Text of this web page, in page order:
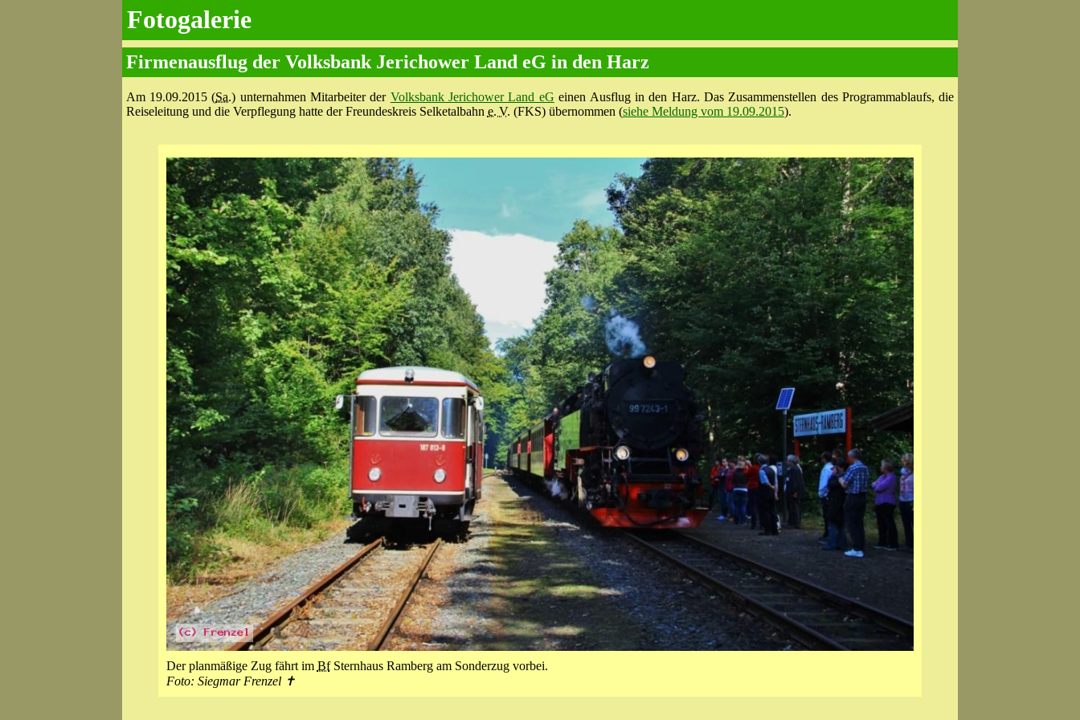
Fotogalerie
Firmenausflug der Volksbank Jerichower Land eG in den Harz
Am 19.09.2015 (Sa.) unternahmen Mitarbeiter der Volksbank Jerichower Land eG einen Ausflug in den Harz. Das Zusammenstellen des Programmablaufs, die
Reiseleitung und die Verpflegung hatte der Freundeskreis Selketalbahn e. V. (FKS) übernommen (siehe Meldung vom 19.09.2015).
Der planmäßige Zug fährt im BfSternhaus Ramberg am Sonderzug vorbei.
Foto: Siegmar Frenzel ✝